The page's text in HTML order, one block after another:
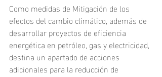
Como medidas de Mitigación de los
efectos del cambio climático, además de
desarrollar proyectos de eficiencia
energética en petróleo, gas y electricidad,
destina un apartado de acciones
adicionales para la reducción de